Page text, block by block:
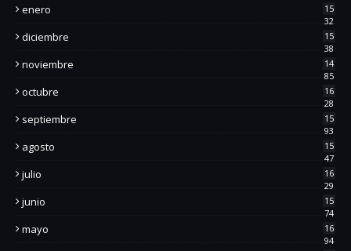
enero
15
32
diciembre
15
38
noviembre
14
85
octubre
16
28
septiembre
15
93
agosto
15
47
julio
16
29
junio
15
74
mayo
16
94